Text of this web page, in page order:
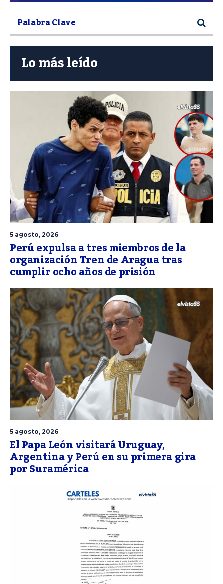
Lo más leído
5 agosto, 2026
Perú expulsa a tres miembros de la
organización Tren de Aragua tras
cumplir ocho años de prisión
5 agosto, 2026
El Papa León visitará Uruguay,
Argentina y Perú en su primera gira
por Suramérica